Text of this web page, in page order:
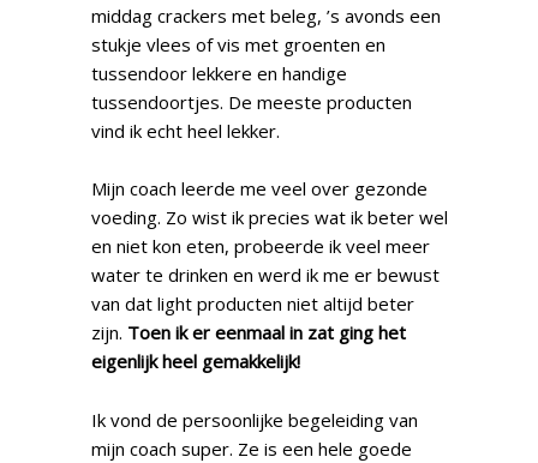
middag crackers met beleg, ’s avonds een
stukje vlees of vis met groenten en
tussendoor lekkere en handige
tussendoortjes. De meeste producten
vind ik echt heel lekker.
Mijn coach leerde me veel over gezonde
voeding. Zo wist ik precies wat ik beter wel
en niet kon eten, probeerde ik veel meer
water te drinken en werd ik me er bewust
van dat light producten niet altijd beter
zijn. Toen ik er eenmaal in zat ging het
eigenlijk heel gemakkelijk!
Ik vond de persoonlijke begeleiding van
mijn coach super. Ze is een hele goede